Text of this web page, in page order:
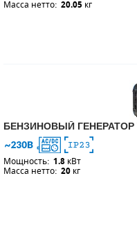
Масса нетто: 20.05 кг
БЕНЗИНОВЫЙ ГЕНЕРАТОР
Мощность: 1.8 кВт
Масса нетто: 20 кг